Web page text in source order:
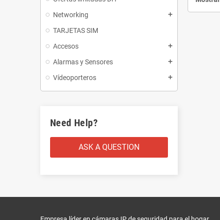
Networking
add
TARJETAS SIM
Accesos
add
Alarmas y Sensores add
Vídeoporteros add
Need Help?
ASK A QUESTION